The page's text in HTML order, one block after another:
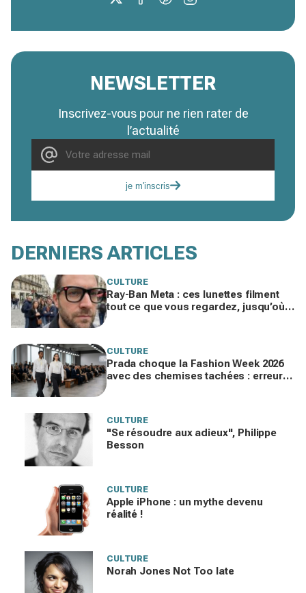
NEWSLETTER
Inscrivez-vous pour ne rien rater de
l’actualité
je m'inscris
DERNIERS ARTICLES
CULTURE
Ray-Ban Meta : ces lunettes filment
tout ce que vous regardez, jusqu’où
CULTURE
Prada choque la Fashion Week 2026
avec des chemises tachées : erreur
CULTURE
"Se résoudre aux adieux", Philippe
Besson
CULTURE
Apple iPhone : un mythe devenu
réalité !
CULTURE
Norah Jones Not Too late